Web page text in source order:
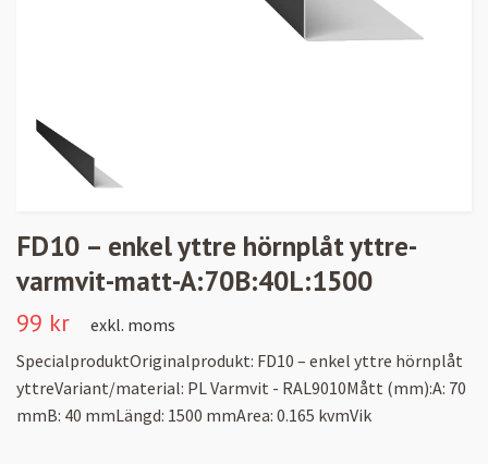
FD10 – enkel yttre hörnplåt yttre-
varmvit-matt-A:70B:40L:1500
99 kr
exkl. moms
SpecialproduktOriginalprodukt: FD10 – enkel yttre hörnplåt
yttreVariant/material: PL Varmvit - RAL9010Mått (mm):A: 70
mmB: 40 mmLängd: 1500 mmArea: 0.165 kvmVik